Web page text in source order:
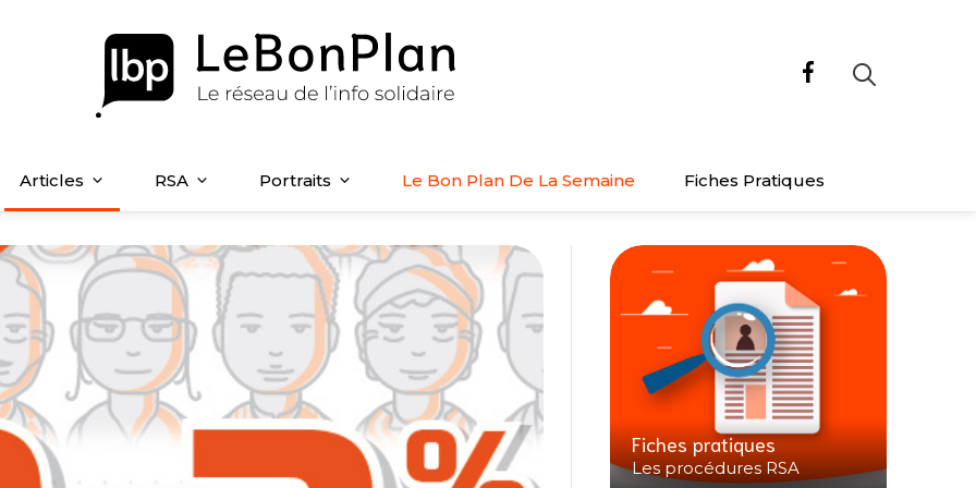
Articles RSA Portraits Le Bon Plan De La Semaine Fiches Pratiques
Fiches pratiques
Les procédures RSA